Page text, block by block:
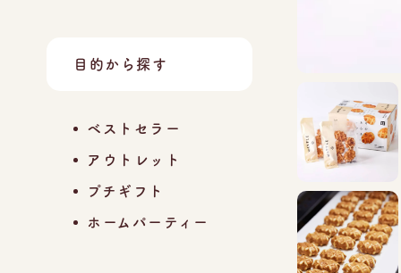
目的から探す
ベストセラー
アウトレット
プチギフト
ホームパーティー